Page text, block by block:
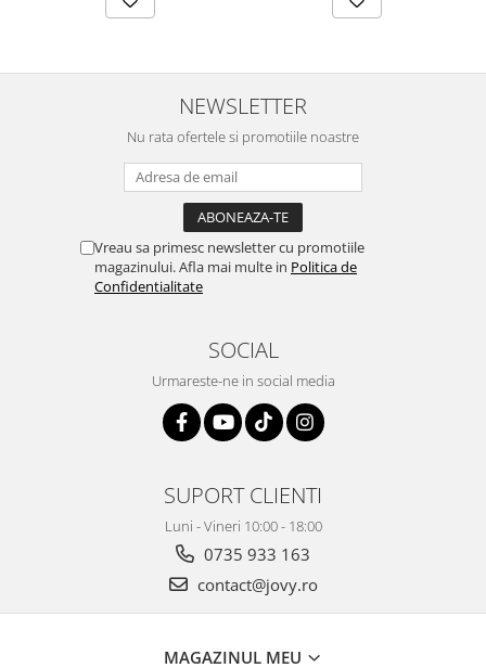
NEWSLETTER
Nu rata ofertele si promotiile noastre
Vreau sa primesc newsletter cu promotiile
magazinului. Afla mai multe in Politica de
Confidentialitate
SOCIAL
Urmareste-ne in social media
SUPORT CLIENTI
Luni - Vineri 10:00 - 18:00
0735 933 163
contact@jovy.ro
MAGAZINUL MEU